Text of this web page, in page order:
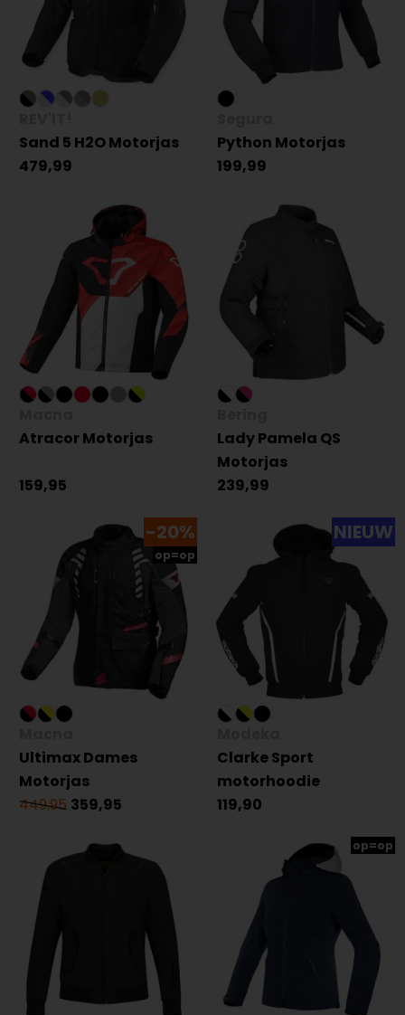
Sand 5 H2O Motorjas
479,99
Python Motorjas
199,99
Atracor Motorjas
159,95
Lady Pamela QS
Motorjas
239,99
-20%
op=op
Ultimax Dames
Motorjas
449,95 359,95
NIEUW
Clarke Sport
motorhoodie
119,90
op=op